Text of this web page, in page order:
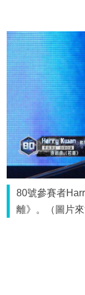
80號參賽者
離》。（圖片